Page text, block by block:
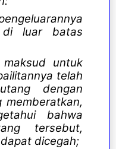
di luar batas
untuk
telah
dengan
bahwa
tersebut,
dicegah;